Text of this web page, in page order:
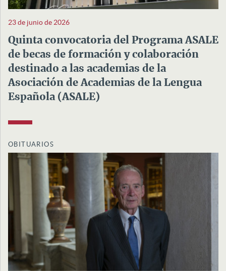
23 de junio de 2026
Quinta convocatoria del Programa ASALE
de becas de formación y colaboración
destinado a las academias de la
Asociación de Academias de la Lengua
Española (ASALE)
OBITUARIOS